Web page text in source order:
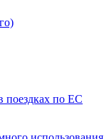
поездках по ЕС